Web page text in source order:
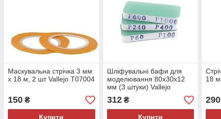
Маскувальна стрічка 3 мм
x 18 м, 2 шт Vallejo T07004
150 ₴
Купити
Шліфувальні бафи для
моделювання 80x30x12
мм (3 штуки) Vallejo
T04004
312₴
Купити
18
290